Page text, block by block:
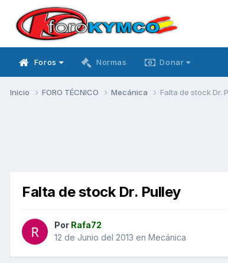
Foros Normas Donar
Inicio FORO TÉCNICO Mecánica Falta de stock Dr.
Falta de stock Dr. Pulley
Por Rafa72
12 de Junio del 2013 en Mecánica